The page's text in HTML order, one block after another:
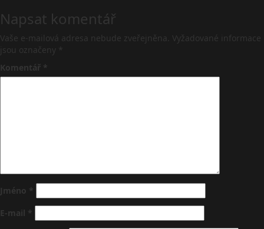
Napsat komentář
Vaše e-mailová adresa nebude zveřejněna. Vyžadované informace
jsou označeny *
Komentář *
Jméno *
E-mail *